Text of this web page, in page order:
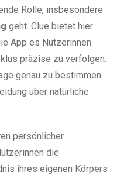
Rolle, insbesondere
geht. Clue bietet hier
App es Nutzerinnen
präzise zu verfolgen.
genau zu bestimmen
über natürliche
persönlicher
die
ihres eigenen Körpers